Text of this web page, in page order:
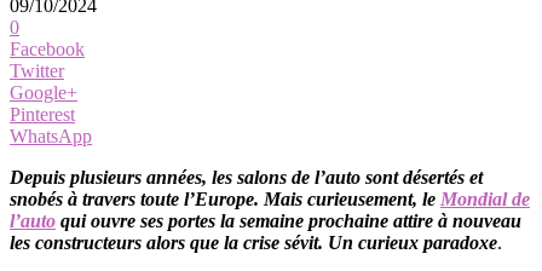
09/10/2024
0
Facebook
Twitter
Google+
Pinterest
WhatsApp
Depuis plusieurs années, les salons de l’auto sont désertés et
snobés à travers toute l’Europe. Mais curieusement, le Mondial de
l’auto qui ouvre ses portes la semaine prochaine attire à nouveau
les constructeurs alors que la crise sévit. Un curieux paradoxe.